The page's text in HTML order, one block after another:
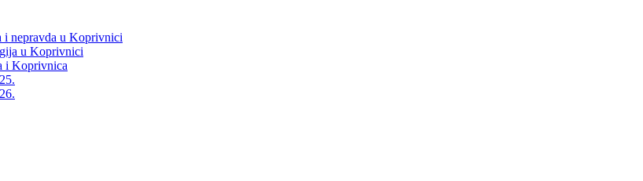
i nepravda u Koprivnici
u Koprivnici
i Koprivnica